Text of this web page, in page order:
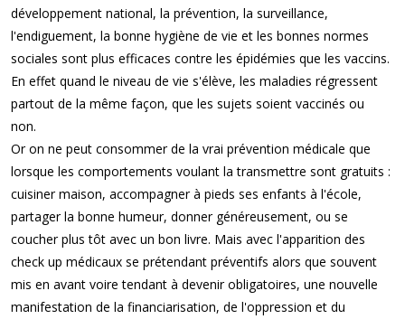
développement national, la prévention, la surveillance,
l'endiguement, la bonne hygiène de vie et les bonnes normes
sociales sont plus efficaces contre les épidémies que les vaccins.
En effet quand le niveau de vie s'élève, les maladies régressent
partout de la même façon, que les sujets soient vaccinés ou
non.
Or on ne peut consommer de la vrai prévention médicale que
lorsque les comportements voulant la transmettre sont gratuits :
cuisiner maison, accompagner à pieds ses enfants à l'école,
partager la bonne humeur, donner généreusement, ou se
coucher plus tôt avec un bon livre. Mais avec l'apparition des
check up médicaux se prétendant préventifs alors que souvent
mis en avant voire tendant à devenir obligatoires, une nouvelle
manifestation de la financiarisation, de l'oppression et du